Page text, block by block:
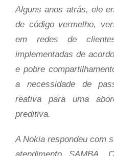
Alguns anos atrás, ele
de código vermelho,
em redes de
implementadas de
e pobre
a necessidade de
reativa para uma
preditiva.
A Nokia respondeu com
atendimento SAMBA.